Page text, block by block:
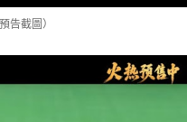
告截圖）